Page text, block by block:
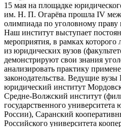
15 мая на площадке
им. Н. П. Огарёва прошла IV
олимпиада по уголовному
Наш институт выступает
мероприятия, в рамках которого
из юридических вузов
демонстрируют свои знания
анализировать практику
законодательства. Ведущие
юридический институт
Средне-Волжский институт
государственного
России), Саранский
Российского университета